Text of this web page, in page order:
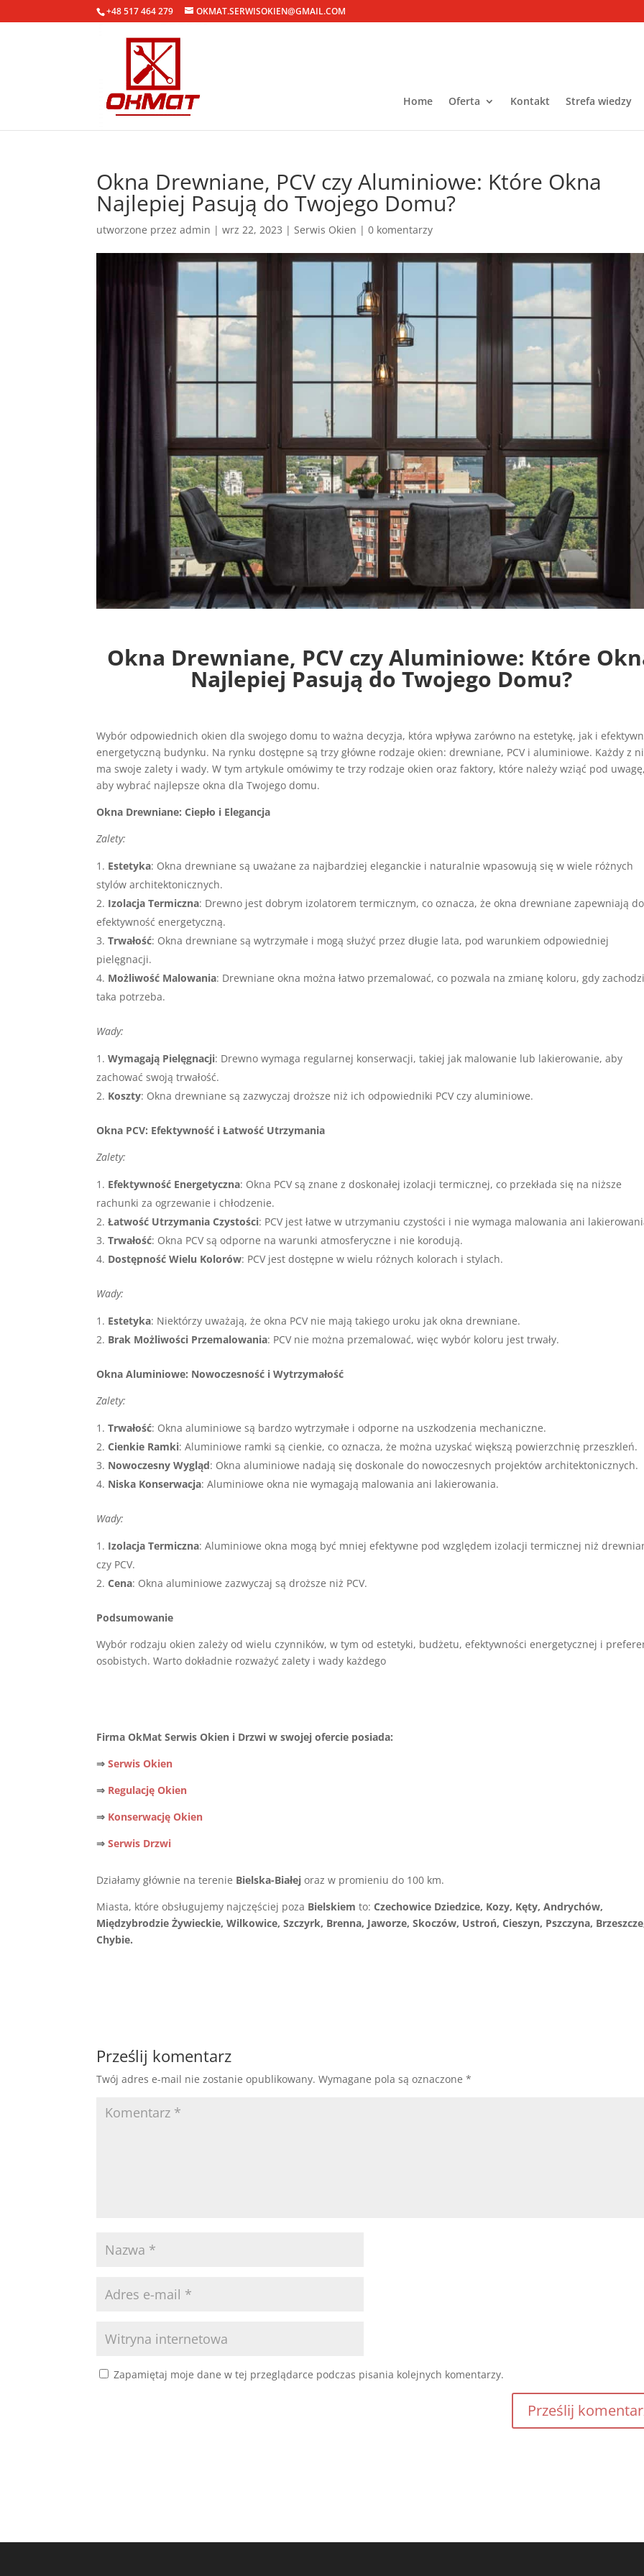
+48 517 464 279 OKMAT.SERWISOKIEN@GMAIL.COM
Home Oferta Kontakt Strefa wiedzy
Okna Drewniane, PCV czy Aluminiowe: Które Okna
Najlepiej Pasują do Twojego Domu?
utworzone przezadmin |wrz 22, 2023 |Serwis Okien |0 komentarzy
Okna Drewniane, PCV czy Aluminiowe: Które
Najlepiej Pasują do Twojego Domu?
Wybór odpowiednich okien dla swojego domu to ważna decyzja, która wpływa zarówno na estetykę, jak i
energetyczną budynku. Na rynku dostępne są trzy główne rodzaje okien: drewniane, PCV i aluminiowe. Każdy z
ma swoje zalety i wady. W tym artykule omówimy te trzy rodzaje okien oraz faktory, które należy wziąć pod uwagę,
aby wybrać najlepsze okna dla Twojego domu.
Okna Drewniane: Ciepło i Elegancja
Zalety:
Estetyka: Okna drewniane są uważane za najbardziej eleganckie i naturalnie wpasowują się w wiele różnych
stylów architektonicznych.
Izolacja Termiczna: Drewno jest dobrym izolatorem termicznym, co oznacza, że okna drewniane zapewniają
efektywność energetyczną.
Trwałość: Okna drewniane są wytrzymałe i mogą służyć przez długie lata, pod warunkiem odpowiedniej
pielęgnacji.
Możliwość Malowania: Drewniane okna można łatwo przemalować, co pozwala na zmianę koloru, gdy zachodzi
taka potrzeba.
Wady:
Wymagają Pielęgnacji: Drewno wymaga regularnej konserwacji, takiej jak malowanie lub lakierowanie, aby
zachować swoją trwałość.
Koszty: Okna drewniane są zazwyczaj droższe niż ich odpowiedniki PCV czy aluminiowe.
Okna PCV: Efektywność i Łatwość Utrzymania
Zalety:
Efektywność Energetyczna: Okna PCV są znane z doskonałej izolacji termicznej, co przekłada się na niższe
rachunki za ogrzewanie i chłodzenie.
Łatwość Utrzymania Czystości: PCV jest łatwe w utrzymaniu czystości i nie wymaga malowania ani
Trwałość: Okna PCV są odporne na warunki atmosferyczne i nie korodują.
Dostępność Wielu Kolorów: PCV jest dostępne w wielu różnych kolorach i stylach.
Wady:
Estetyka: Niektórzy uważają, że okna PCV nie mają takiego uroku jak okna drewniane.
Brak Możliwości Przemalowania: PCV nie można przemalować, więc wybór koloru jest trwały.
Okna Aluminiowe: Nowoczesność i Wytrzymałość
Zalety:
Trwałość: Okna aluminiowe są bardzo wytrzymałe i odporne na uszkodzenia mechaniczne.
Cienkie Ramki: Aluminiowe ramki są cienkie, co oznacza, że można uzyskać większą powierzchnię przeszkleń.
Nowoczesny Wygląd: Okna aluminiowe nadają się doskonale do nowoczesnych projektów architektonicznych.
Niska Konserwacja: Aluminiowe okna nie wymagają malowania ani lakierowania.
Wady:
Izolacja Termiczna: Aluminiowe okna mogą być mniej efektywne pod względem izolacji termicznej niż
czy PCV.
Cena: Okna aluminiowe zazwyczaj są droższe niż PCV.
Podsumowanie
Wybór rodzaju okien zależy od wielu czynników, w tym od estetyki, budżetu, efektywności energetycznej i
osobistych. Warto dokładnie rozważyć zalety i wady każdego
Firma OkMat Serwis Okien i Drzwi w swojej ofercie posiada:
⇒Serwis Okien
⇒ Regulację Okien
⇒ Konserwację Okien
⇒ Serwis Drzwi
Działamy głównie na terenie Bielska-Białej oraz w promieniu do 100 km.
Miasta, które obsługujemy najczęściej poza Bielskiem to:Czechowice Dziedzice, Kozy, Kęty, Andrychów,
Międzybrodzie Żywieckie, Wilkowice, Szczyrk, Brenna, Jaworze, Skoczów, Ustroń, Cieszyn, Pszczyna,
Chybie.
Prześlij komentarz
Twój adres e-mail nie zostanie opublikowany. Wymagane pola są oznaczone*
Zapamiętaj moje dane w tej przeglądarce podczas pisania kolejnych komentarzy.